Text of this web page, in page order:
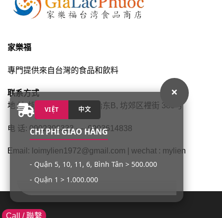
×
VIỆT 中文
CHI PHÍ GIAO HÀNG
- Quận 5, 10, 11, 6, Bình Tân > 500.000
- Quận 1 > 1.000.000
- Quận 3, 4, Tân Phú, Tân Bình > 1.000.000
家樂福
專門提供來自台灣的食品和飲料
联系方式
地 址:胡志明,市平新郡,平治东B, 坊郊区裡街 383号
电 话: 0902308333 ---- 0903614838
Email: loimylien1972@gmail.com | wechat : mylien
Call / 聯繫